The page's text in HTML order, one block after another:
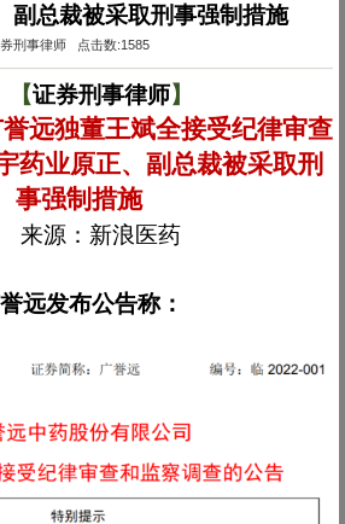
副总裁被采取刑事强制措施
刑事律师 点击数:1585
【证券刑事律师】
誉远独董王斌全接受纪律审查
药业原正、副总裁被采取刑
事强制措施
来源：新浪医药
远发布公告称：